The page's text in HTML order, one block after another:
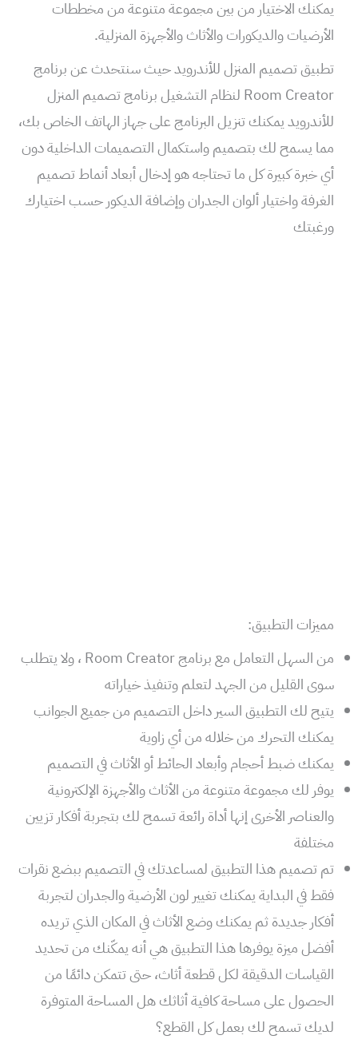
يمكنك الاختيار من بين مجموعة متنوعة من مخططات
الأرضيات والديكورات والأثاث والأجهزة المنزلية.
تطبيق تصميم المنزل للأندرويد حيث سنتحدث عن برنامج
Room Creator لنظام التشغيل برنامج تصميم المنزل
للأندرويد يمكنك تنزيل البرنامج على جهاز الهاتف الخاص بك،
مما يسمح لك بتصميم واستكمال التصميمات الداخلية دون
أي خبرة كبيرة كل ما تحتاجه هو إدخال أبعاد أنماط تصميم
الغرفة واختيار ألوان الجدران وإضافة الديكور حسب اختيارك
ورغبتك
مميزات التطبيق:
من السهل التعامل مع برنامج Room Creator ، ولا يتطلب
سوى القليل من الجهد لتعلم وتنفيذ خياراته
يتيح لك التطبيق السير داخل التصميم من جميع الجوانب
يمكنك التحرك من خلاله من أي زاوية
يمكنك ضبط أحجام وأبعاد الحائط أو الأثاث في التصميم
يوفر لك مجموعة متنوعة من الأثاث والأجهزة الإلكترونية
والعناصر الأخرى إنها أداة رائعة تسمح لك بتجربة أفكار تزيين
مختلفة
تم تصميم هذا التطبيق لمساعدتك في التصميم ببضع نقرات
فقط في البداية يمكنك تغيير لون الأرضية والجدران لتجربة
أفكار جديدة ثم يمكنك وضع الأثاث في المكان الذي تريده
أفضل ميزة يوفرها هذا التطبيق هي أنه يمكّنك من تحديد
القياسات الدقيقة لكل قطعة أثاث، حتى تتمكن دائمًا من
الحصول على مساحة كافية أثاثك هل المساحة المتوفرة
لديك تسمح لك بعمل كل القطع؟